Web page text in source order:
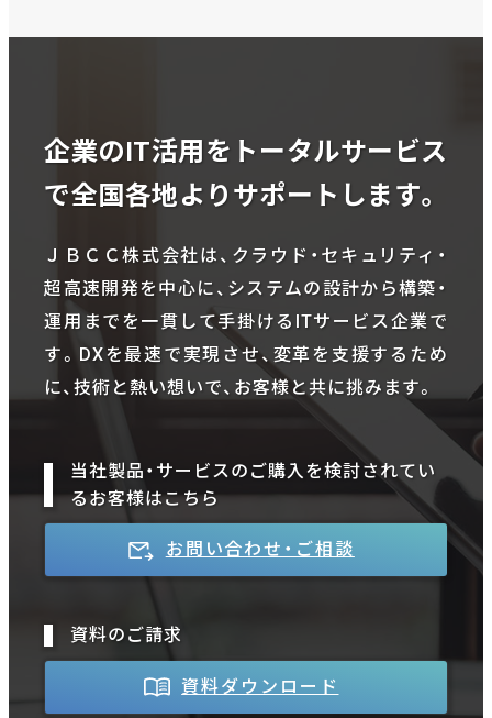
企業のIT活用をトータルサービス
で全国各地よりサポートします。
ＪＢＣＣ株式会社は、クラウド・セキュリティ・
超高速開発を中心に、システムの設計から構築・
運用までを一貫して手掛けるITサービス企業で
す。DXを最速で実現させ、変革を支援するため
に、技術と熱い想いで、お客様と共に挑みます。
当社製品・サービスのご購入を検討されてい
るお客様はこちら
お問い合わせ・ご相談
資料のご請求
資料ダウンロード